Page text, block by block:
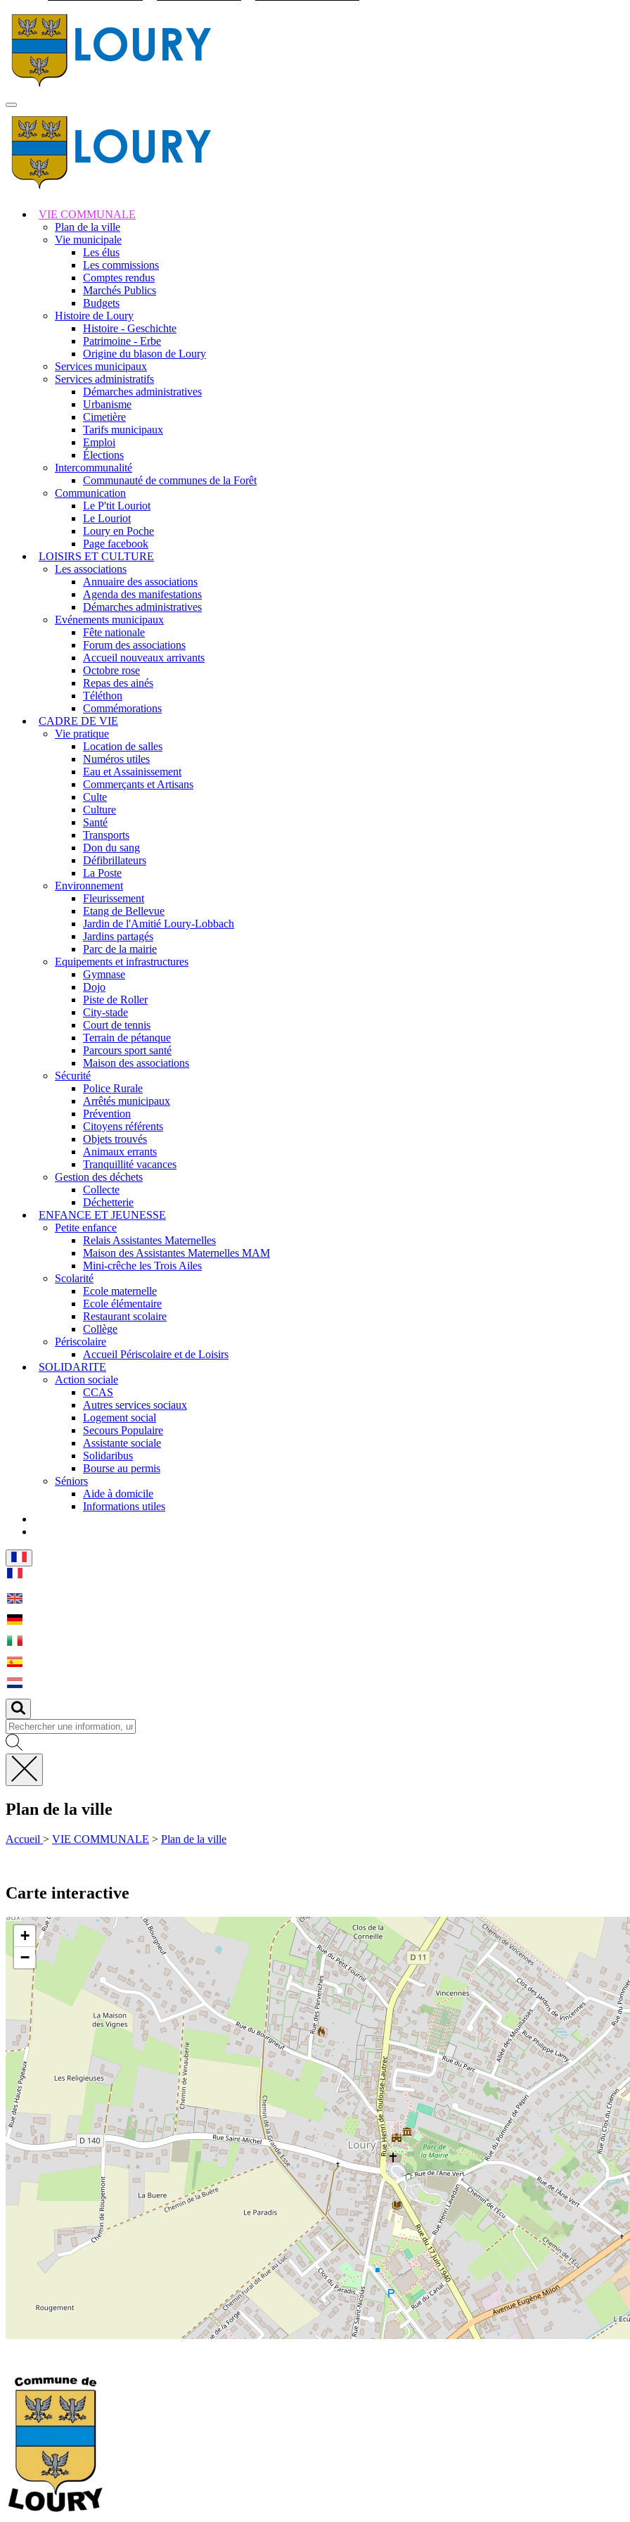
MENU
PRINCIPAL
VIE COMMUNALE
Plan de la ville
Vie municipale
Les élus
Les commissions
Comptes rendus
Marchés Publics
Budgets
Histoire de Loury
Histoire - Geschichte
Patrimoine - Erbe
Origine du blason de Loury
Services municipaux
Services administratifs
Démarches administratives
Urbanisme
Cimetière
Tarifs municipaux
Emploi
Élections
Intercommunalité
Communauté de communes de la Forêt
Communication
Le P'tit Louriot
Le Louriot
Loury en Poche
Page facebook
LOISIRS ET CULTURE
Les associations
Annuaire des associations
Agenda des manifestations
Démarches administratives
Evénements municipaux
Fête nationale
Forum des associations
Accueil nouveaux arrivants
Octobre rose
Repas des ainés
Téléthon
Commémorations
CADRE DE VIE
Vie pratique
Location de salles
Numéros utiles
Eau et Assainissement
Commerçants et Artisans
Culte
Culture
Santé
Transports
Don du sang
Défibrillateurs
La Poste
Environnement
Fleurissement
Etang de Bellevue
Jardin de l'Amitié Loury-Lobbach
Jardins partagés
Parc de la mairie
Equipements et infrastructures
Gymnase
Dojo
Piste de Roller
City-stade
Court de tennis
Terrain de pétanque
Parcours sport santé
Maison des associations
Sécurité
Police Rurale
Arrêtés municipaux
Prévention
Citoyens référents
Objets trouvés
Animaux errants
Tranquillité vacances
Gestion des déchets
Collecte
Déchetterie
ENFANCE ET JEUNESSE
Petite enfance
Relais Assistantes Maternelles
Maison des Assistantes Maternelles MAM
Mini-crêche les Trois Ailes
Scolarité
Ecole maternelle
Ecole élémentaire
Restaurant scolaire
Collège
Périscolaire
Accueil Périscolaire et de Loisirs
SOLIDARITE
Action sociale
CCAS
Autres services sociaux
Logement social
Secours Populaire
Assistante sociale
Solidaribus
Bourse au permis
Séniors
Aide à domicile
Informations utiles
Fermer
recherche
Plan de la ville
Accueil > VIE COMMUNALE > Plan de la ville
Carte interactive
+
−